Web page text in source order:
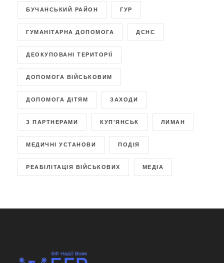
БУЧАНСЬКИЙ РАЙОН ГУР
ГУМАНІТАРНА ДОПОМОГА ДСНС
ДЕОКУПОВАНІ ТЕРИТОРІЇ
ДОПОМОГА ВІЙСЬКОВИМ
ДОПОМОГА ДІТЯМ ЗАХОДИ
З ПАРТНЕРАМИ КУП'ЯНСЬК ЛИМАН
МЕДИЧНІ УСТАНОВИ ПОДІЯ
РЕАБІЛІТАЦІЯ ВІЙСЬКОВИХ МЕДІА